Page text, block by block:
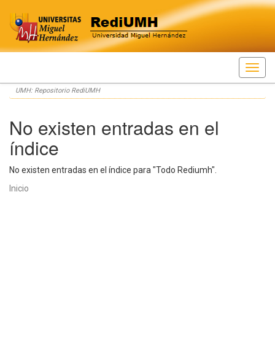
Skip
navigation
UMH: Repositorio RediUMH
No existen entradas en el
índice
No existen entradas en el índice para "Todo Rediumh".
Inicio